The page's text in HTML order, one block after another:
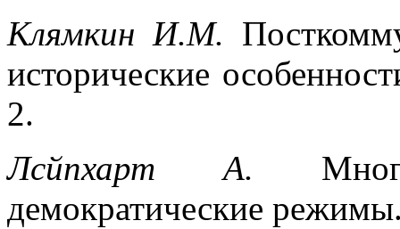
Клямкин И.М.
исторические
2.
Лсйпхарт А.
демократические